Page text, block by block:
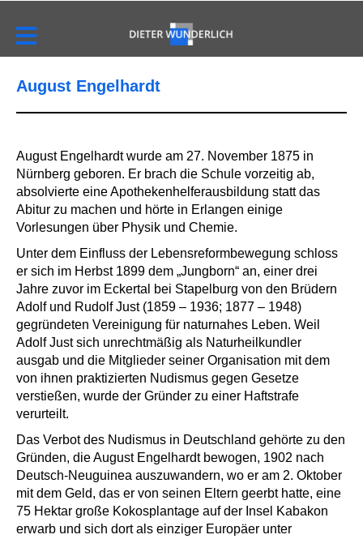
August Engelhardt
August Engelhardt wurde am 27. November 1875 in
Nürnberg geboren. Er brach die Schule vorzeitig ab,
absolvierte eine Apothekenhelferausbildung statt das
Abitur zu machen und hörte in Erlangen einige
Vorlesungen über Physik und Chemie.
Unter dem Einfluss der Lebensreformbewegung schloss
er sich im Herbst 1899 dem „Jungborn“ an, einer drei
Jahre zuvor im Eckertal bei Stapelburg von den Brüdern
Adolf und Rudolf Just (1859 – 1936; 1877 – 1948)
gegründeten Vereinigung für naturnahes Leben. Weil
Adolf Just sich unrechtmäßig als Naturheilkundler
ausgab und die Mitglieder seiner Organisation mit dem
von ihnen praktizierten Nudismus gegen Gesetze
verstießen, wurde der Gründer zu einer Haftstrafe
verurteilt.
Das Verbot des Nudismus in Deutschland gehörte zu den
Gründen, die August Engelhardt bewogen, 1902 nach
Deutsch-Neuguinea auszuwandern, wo er am 2. Oktober
mit dem Geld, das er von seinen Eltern geerbt hatte, eine
75 Hektar große Kokosplantage auf der Insel Kabakon
erwarb und sich dort als einziger Europäer unter